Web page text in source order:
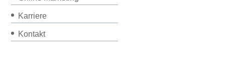
Karriere
Kontakt